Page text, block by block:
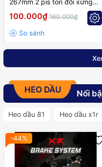
267mm 2 pis ton đối xứng
cánh gió
100.000₫ 160.000₫
HEO DẦU Nổi
Heo dầu 81 Heo dầu x1r
-44%